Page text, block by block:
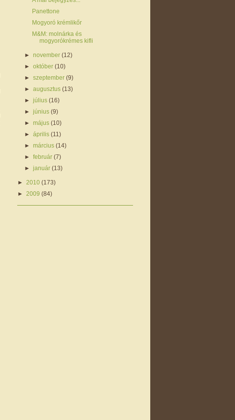
Panettone
Mogyoró krémlikőr
M&M: molnárka és
mogyorókrémes kifli
►november(12)
►október(10)
►szeptember(9)
►augusztus(13)
►július(16)
►június(9)
►május(10)
►április(11)
►március(14)
►február(7)
►január(13)
► 2010 (173)
► 2009 (84)